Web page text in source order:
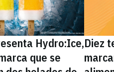
Hydro:Ice,
que se
Diez